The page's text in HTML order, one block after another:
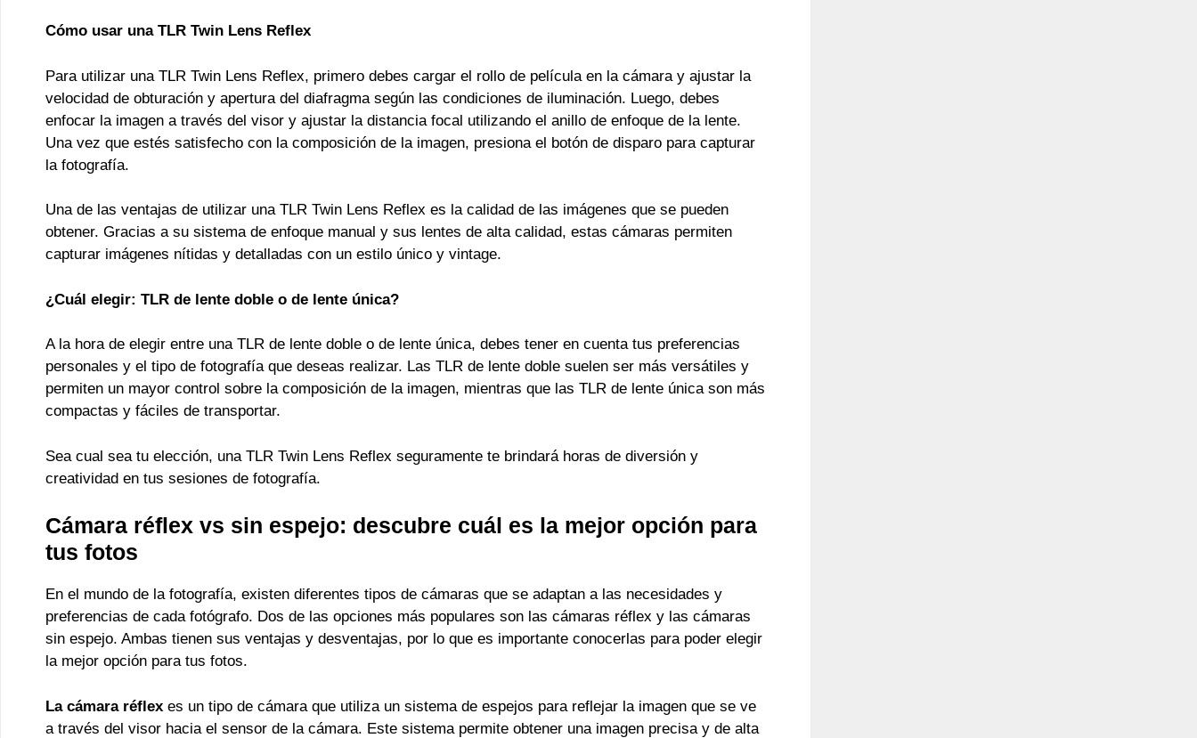
Cómo usar una TLR Twin Lens Reflex
Para utilizar una TLR Twin Lens Reflex, primero debes cargar el rollo de película en la cámara y ajustar la
velocidad de obturación y apertura del diafragma según las condiciones de iluminación. Luego, debes
enfocar la imagen a través del visor y ajustar la distancia focal utilizando el anillo de enfoque de la lente.
Una vez que estés satisfecho con la composición de la imagen, presiona el botón de disparo para capturar
la fotografía.
Una de las ventajas de utilizar una TLR Twin Lens Reflex es la calidad de las imágenes que se pueden
obtener. Gracias a su sistema de enfoque manual y sus lentes de alta calidad, estas cámaras permiten
capturar imágenes nítidas y detalladas con un estilo único y vintage.
¿Cuál elegir: TLR de lente doble o de lente única?
A la hora de elegir entre una TLR de lente doble o de lente única, debes tener en cuenta tus preferencias
personales y el tipo de fotografía que deseas realizar. Las TLR de lente doble suelen ser más versátiles y
permiten un mayor control sobre la composición de la imagen, mientras que las TLR de lente única son más
compactas y fáciles de transportar.
Sea cual sea tu elección, una TLR Twin Lens Reflex seguramente te brindará horas de diversión y
creatividad en tus sesiones de fotografía.
Cámara réflex vs sin espejo: descubre cuál es la mejor opción para
tus fotos
En el mundo de la fotografía, existen diferentes tipos de cámaras que se adaptan a las necesidades y
preferencias de cada fotógrafo. Dos de las opciones más populares son las cámaras réflex y las cámaras
sin espejo. Ambas tienen sus ventajas y desventajas, por lo que es importante conocerlas para poder elegir
la mejor opción para tus fotos.
La cámara réflex es un tipo de cámara que utiliza un sistema de espejos para reflejar la imagen que se ve
a través del visor hacia el sensor de la cámara. Este sistema permite obtener una imagen precisa y de alta